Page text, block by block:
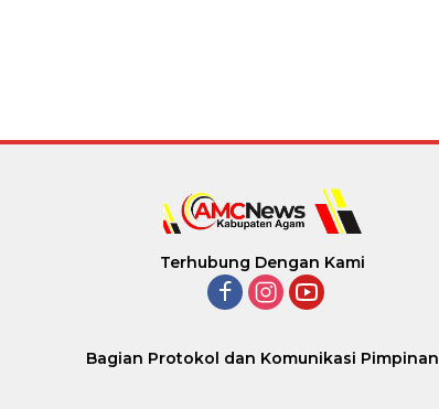
Terhubung Dengan Kami
Bagian Protokol dan Komunikasi Pimpinan